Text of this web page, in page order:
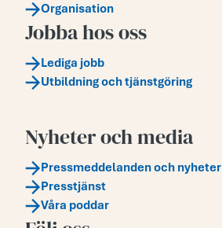
Organisation
Jobba hos oss
Lediga jobb
Utbildning och tjänstgöring
Nyheter och media
Pressmeddelanden och nyheter
Presstjänst
Våra poddar